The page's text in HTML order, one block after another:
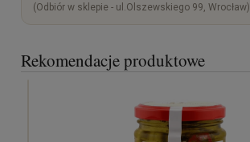
(Odbiór w sklepie - ul.Olszewskiego 99, Wrocław)
Rekomendacje produktowe